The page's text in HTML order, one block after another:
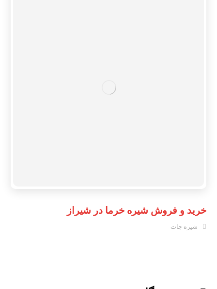
خرید و فروش شیره خرما در شیراز
شیره جات